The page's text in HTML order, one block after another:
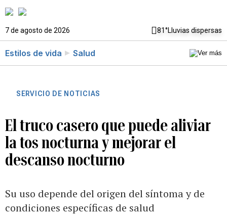
7 de agosto de 2026 81°Lluvias dispersas
Estilos de vida Salud
SERVICIO DE NOTICIAS
El truco casero que puede aliviar
la tos nocturna y mejorar el
descanso nocturno
Su uso depende del origen del síntoma y de
condiciones específicas de salud